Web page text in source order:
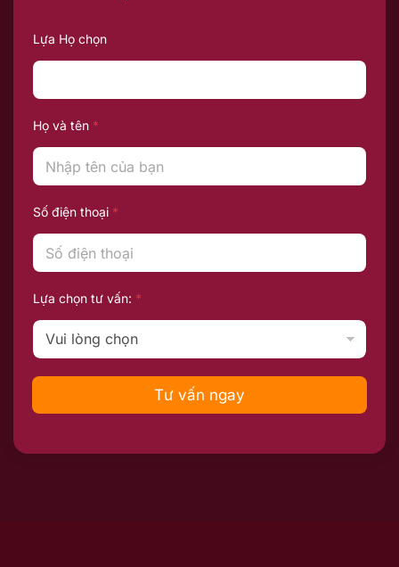
Lựa Họ chọn
Họ và tên *
Số điện thoại *
Lựa chọn tư vấn: *
Tư vấn ngay